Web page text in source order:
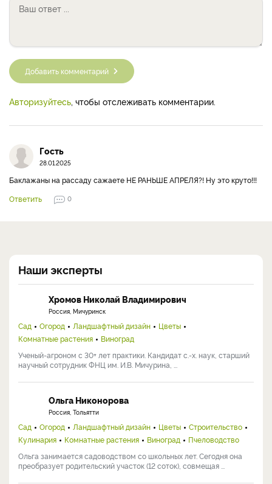
Добавить комментарий
Авторизуйтесь, чтобы отслеживать комментарии.
Гость
28.01.2025
Баклажаны на рассаду сажаете НЕ РАНЬШЕ АПРЕЛЯ?! Ну это круто!!!
Ответить
0
Наши эксперты
Хромов Николай Владимирович
Россия, Мичуринск
Сад Огород Ландшафтный дизайн
Цветы
Комнатные растения
Виноград
Ученый-агроном с 30+ лет практики. Кандидат с.-х. наук, старший
научный сотрудник ФНЦ им. И.В. Мичурина, ...
Ольга Никонорова
Россия, Тольятти
Сад Огород Ландшафтный дизайн Цветы
Строительство
Кулинария
Комнатные растения Виноград
Пчеловодство
Ольга занимается садоводством со школьных лет. Сегодня она
преобразует родительский участок (12 соток), совмещая ...